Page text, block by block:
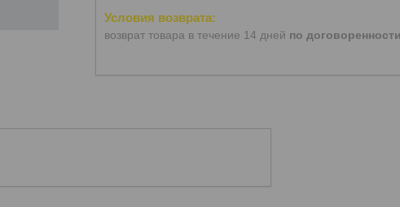
возврат товара в течение 14 дней по договоренности